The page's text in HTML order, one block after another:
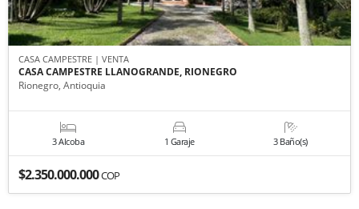
CASA CAMPESTRE | VENTA
CASA CAMPESTRE LLANOGRANDE, RIONEGRO
Rionegro, Antioquia
3 Alcoba 1 Garaje 3 Baño(s)
$2.350.000.000COP